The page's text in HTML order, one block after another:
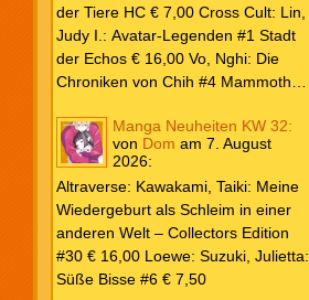
Kevin / Various: Marvel – Schwarz
Weiß & Blut #8 … und Gedärme €
26,00 Buscema, Sal / Dematteis, J.
M.: Spektakuläre Spider-Man – Die
#31 € 5,99 Spider-Man 2025 #9
Angriff der Aliens € 7,99
der Tiere HC € 7,00 Cross Cult: Lin,
Judy I.: Avatar-Legenden #1 Stadt
der Echos € 16,00 Vo, Nghi: Die
Chroniken von Chih #4 Mammoths
Drache: Schröer, Anne: Der letzte
Kreis PB #2 Erwachen € 18,00
Dragonblood Academy HC #2 …to
kill a Monster € 25,00 Heyne: Bähr,
Emily: Tainted Vows – Gods of New
Olympia PB € 17,00 Kim, Sophie:
Fate’s Thread-Reihe PB #2 Der Gott
Manga Neuheiten KW 32:
von Dom am 7. August
2026:
Altraverse: Kawakami, Taiki: Meine
Wiedergeburt als Schleim in einer
anderen Welt – Collectors Edition
#30 € 16,00 Loewe: Suzuki, Julietta:
Süße Bisse #6 € 7,50